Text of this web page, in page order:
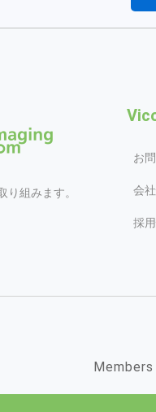
り組みます。
お
会
採